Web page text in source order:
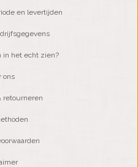
en levertijden
in het echt zien?
ons
retourneren